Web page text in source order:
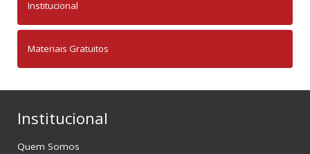
Institucional
Materiais Gratuitos
Institucional
Quem Somos